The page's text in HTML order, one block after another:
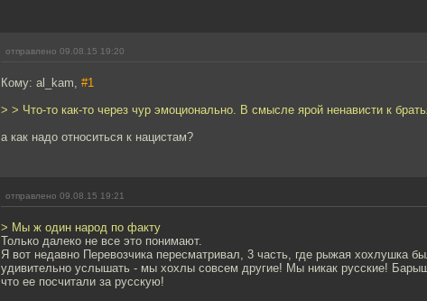
отправлено 09.08.15 19:20
Кому: al_kam, #1
> > Что-то как-то через чур эмоционально. В смысле ярой ненависти к
а как надо относиться к нацистам?
отправлено 09.08.15 19:21
> Мы ж один народ по факту
Только далеко не все это понимают.
Я вот недавно Перевозчика пересматривал, 3 часть, где рыжая хохлушка
удивительно услышать - мы хохлы совсем другие! Мы никак русские!
что ее посчитали за русскую!